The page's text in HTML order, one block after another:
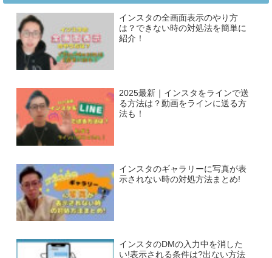
インスタの全画面表示のやり方
は？できない時の対処法を簡単に
紹介！
2025最新｜インスタをラインで送
る方法は？動画をラインに送る方
法も！
インスタのギャラリーに写真が表
示されない時の対処方法まとめ!
インスタのDMの入力中を消した
い!表示される条件は?出ない方法